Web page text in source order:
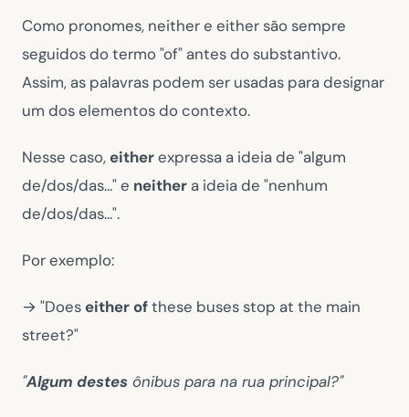
Como pronomes, neither e either são sempre
seguidos do termo "of" antes do substantivo.
Assim, as palavras podem ser usadas para designar
um dos elementos do contexto.
Nesse caso,eitherexpressa a ideia de "algum
de/dos/das…" e neither a ideia de "nenhum
de/dos/das…".
Por exemplo:
→ "Doeseitherofthese buses stop at the main
street?"
"Algum destes ônibus para na rua principal?"